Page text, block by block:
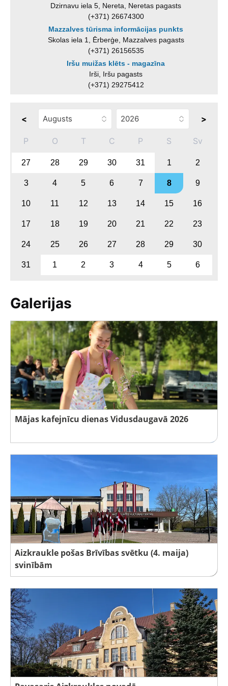
Dzirnavu iela 5, Nereta, Neretas pagasts
(+371) 26674300
Mazzalves tūrisma informācijas punkts
Skolas iela 1, Ērberģe, Mazzalves pagasts
(+371) 26156535
Iršu muižas klēts - magazīna
Irši, Iršu pagasts
(+371) 29275412
< >
P O T C P S Sv
27 28 29 30 31 1 2
3 4 5 6 7 8 9
10 11 12 13 14 15 16
17 18 19 20 21 22 23
24 25 26 27 28 29 30
31 1 2 3 4 5 6
Galerijas
Mājas kafejnīcu dienas Vidusdaugavā 2026
Aizkraukle pošas Brīvības svētku (4. maija)
svinībām